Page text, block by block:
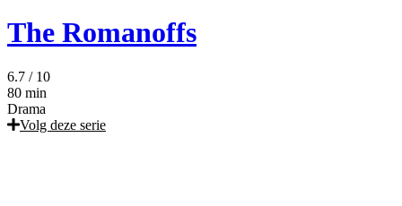
The Romanoffs
6.7 / 10
80 min
Drama
Volg deze serie